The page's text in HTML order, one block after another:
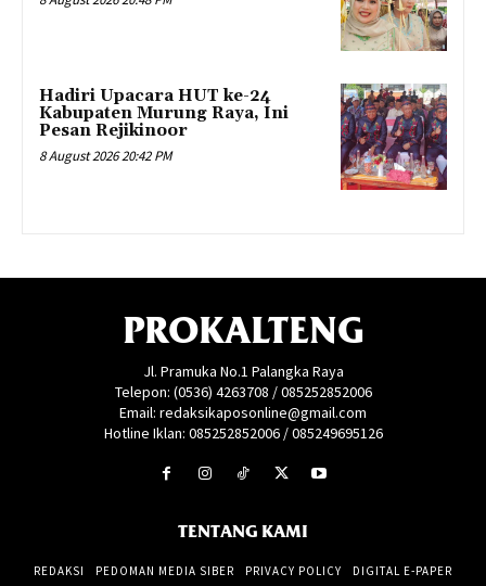
Hadiri Upacara HUT ke-24
Kabupaten Murung Raya, Ini
Pesan Rejikinoor
8 August 2026 20:42 PM
PROKALTENG
Jl. Pramuka No.1 Palangka Raya
Telepon: (0536) 4263708 / 085252852006
Email: redaksikaposonline@gmail.com
Hotline Iklan: 085252852006 / 085249695126
TENTANG KAMI
REDAKSI PEDOMAN MEDIA SIBER PRIVACY POLICY DIGITAL E-PAPER